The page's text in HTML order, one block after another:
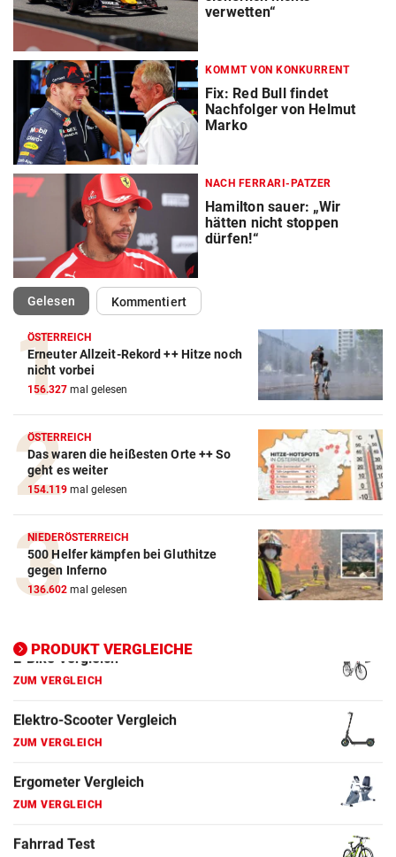
verwetten“
KOMMT VON KONKURRENT
Fix: Red Bull findet
Nachfolger von Helmut
Marko
NACH FERRARI-PATZER
Hamilton sauer: „Wir
hätten nicht stoppen
dürfen!“
Gelesen(ausgewählt)Kommentiert
ÖSTERREICH
Erneuter Allzeit-Rekord ++ Hitze noch
nicht vorbei
156.327 mal gelesen
ÖSTERREICH
Das waren die heißesten Orte ++ So
geht es weiter
154.119 mal gelesen
NIEDERÖSTERREICH
500 Helfer kämpfen bei Gluthitze
gegen Inferno
136.602 mal gelesen
PRODUKT VERGLEICHE
Action-Cam Vergleich
Crosstrainer Vergleich
E-Bike Vergleich